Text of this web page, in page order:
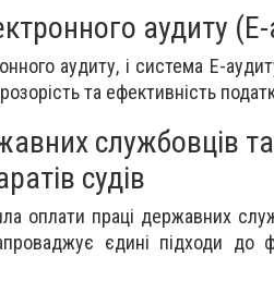
аудиту
аудиту, і система E-
та ефективність
службовців
судів
оплати праці державних
єдині підходи до